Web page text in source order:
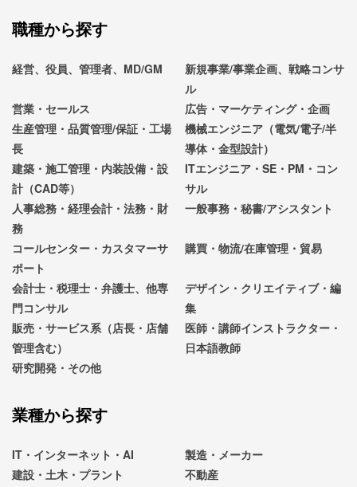
職種から探す
経営、役員、管理者、MD/GM
新規事業/事業企画、戦略コンサ
ル
営業・セールス
広告・マーケティング・企画
生産管理・品質管理/保証・工場
長
機械エンジニア（電気/電子/半
導体・金型設計）
建築・施工管理・内装設備・設
計（CAD等）
ITエンジニア・SE・PM・コン
サル
人事総務・経理会計・法務・財
務
一般事務・秘書/アシスタント
コールセンター・カスタマーサ
ポート
購買・物流/在庫管理・貿易
会計士・税理士・弁護士、他専
門コンサル
デザイン・クリエイティブ・編
集
販売・サービス系（店長・店舗
管理含む）
医師・講師インストラクター・
日本語教師
研究開発・その他
業種から探す
IT・インターネット・AI
製造・メーカー
建設・土木・プラント
不動産